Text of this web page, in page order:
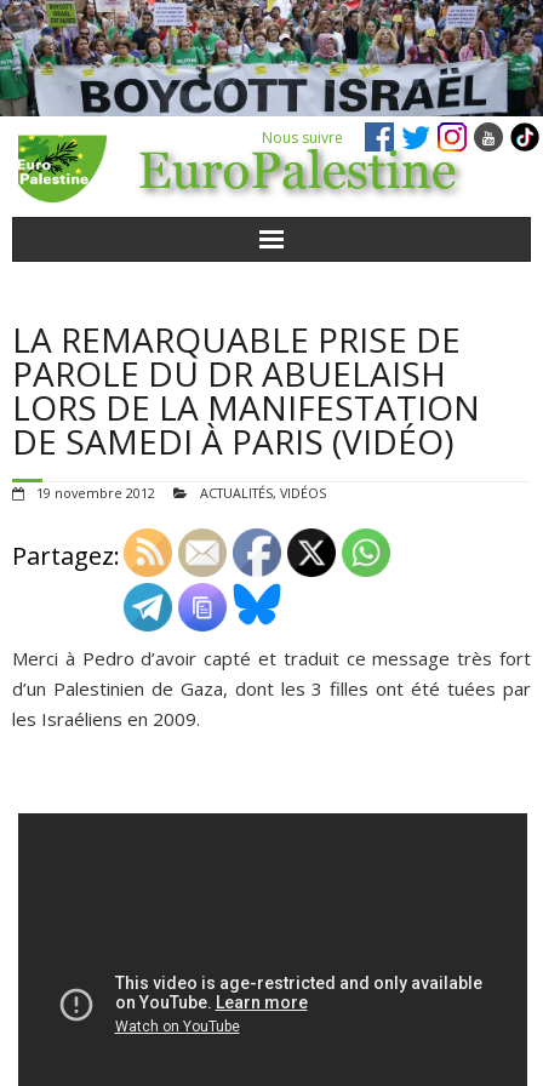
Nous suivre
POUR AGIR
AGENDA
QUI SOMMES-NOUS ?
ADHÉSIONS, DONS, CONTACT
LA REMARQUABLE PRISE DE
PAROLE DU DR ABUELAISH
LORS DE LA MANIFESTATION
DE SAMEDI À PARIS (VIDÉO)
19 novembre 2012 ACTUALITÉS, VIDÉOS
Partagez:
Merci à Pedro d’avoir capté et traduit ce message très fort
d’un Palestinien de Gaza, dont les 3 filles ont été tuées par
les Israéliens en 2009.